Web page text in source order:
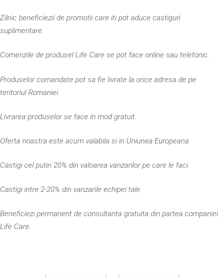
Zilnic beneficiezii de promotii care iti pot aduce castiguri
suplimentare.
Comenzile de produsel Life Care se pot face online sau telefonic.
Produselor comandate pot sa fie livrate la orice adresa de pe
teritoriul Romaniei.
Livrarea produselor se face in mod gratuit.
Oferta noastra este acum valabila si in Uniunea Europeana.
Castigi cel putin 20% din valoarea vanzarilor pe care le faci.
Castigi intre 2-20% din vanzarile echipei tale.
Beneficiezi permanent de consultanta gratuita din partea companiei
Life Care.